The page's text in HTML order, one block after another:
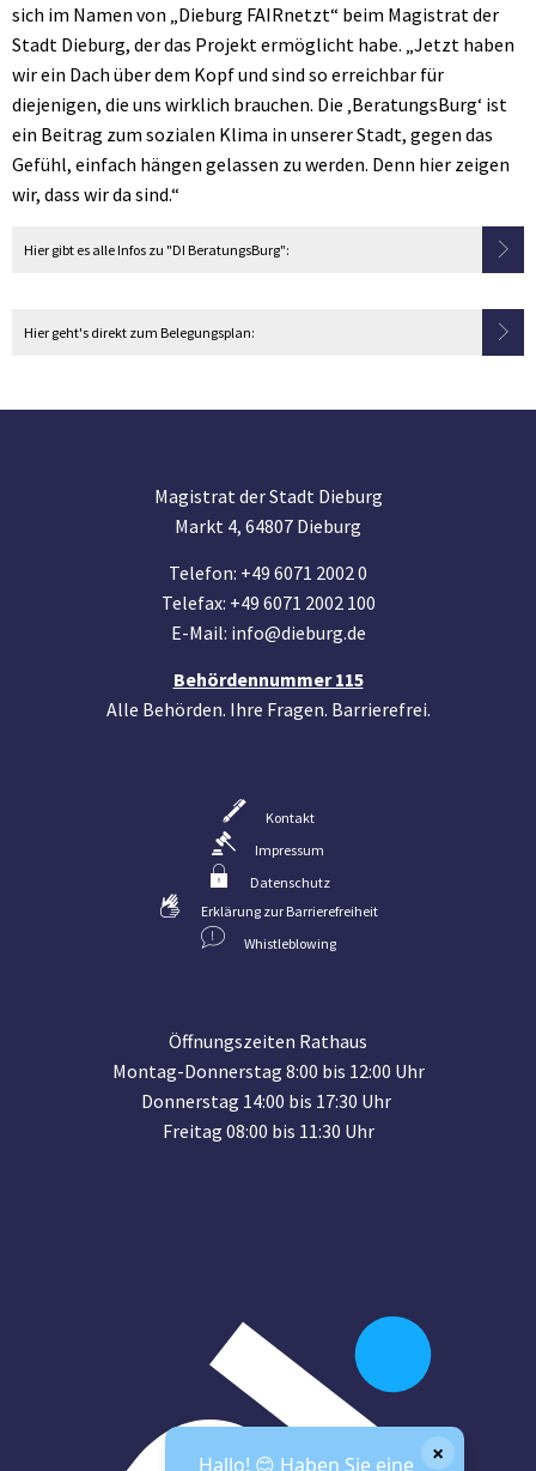
sich im Namen von „Dieburg FAIRnetzt“ beim Magistrat der
Stadt Dieburg, der das Projekt ermöglicht habe. „Jetzt haben
wir ein Dach über dem Kopf und sind so erreichbar für
diejenigen, die uns wirklich brauchen. Die ‚BeratungsBurg‘ ist
ein Beitrag zum sozialen Klima in unserer Stadt, gegen das
Gefühl, einfach hängen gelassen zu werden. Denn hier zeigen
wir, dass wir da sind.“
Hier gibt es alle Infos zu "DI BeratungsBurg":
Hier geht's direkt zum Belegungsplan:
Magistrat der Stadt Dieburg
Markt 4, 64807 Dieburg
Telefon: +49 6071 2002 0
Telefax: +49 6071 2002 100
E-Mail: info@dieburg.de
Behördennummer 115
Alle Behörden. Ihre Fragen. Barrierefrei.
Kontakt
Impressum
Datenschutz
Erklärung zur Barrierefreiheit
Whistleblowing
Öffnungszeiten Rathaus
Montag-Donnerstag 8:00 bis 12:00 Uhr
Donnerstag 14:00 bis 17:30 Uhr
Freitag 08:00 bis 11:30 Uhr
Hallo! 😊 Haben Sie eine ×